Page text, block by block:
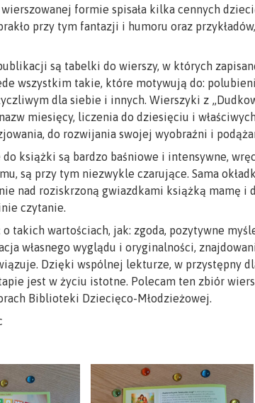
formie spisała kilka cennych
przy tym fantazji i humoru oraz
są tabelki do wierszy, w których
wszystkim takie, które motywują do:
dla siebie i innych. Wierszyki z
miesięcy, liczenia do dziesięciu i
do rozwijania swojej wyobraźni i
do książki są bardzo baśniowe i intensywne,
są przy tym niezwykle czarujące. Sama
nad roziskrzoną gwiazdkami książką mamę i
czytanie.
takich wartościach, jak: zgoda, pozytywne
własnego wyglądu i oryginalności,
Dzięki wspólnej lekturze, w przystępny
jest w życiu istotne. Polecam ten zbiór
Biblioteki Dziecięco-Młodzieżowej.